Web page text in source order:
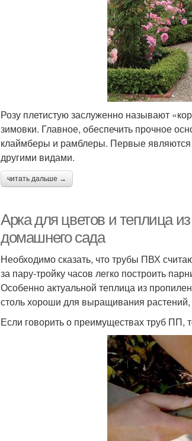
Розу плетистую заслуженно называют
зимовки. Главное, обеспечить прочное
клаймберы и рамблеры. Первые являются
другими видами.
читать дальше →
Арка для цветов и теплица
домашнего сада
Необходимо сказать, что трубы ПВХ
за пару-тройку часов легко построить
Особенно актуальной теплица из
столь хороши для выращивания растений,
Если говорить о преимуществах труб ПП,